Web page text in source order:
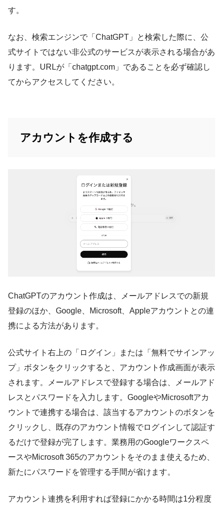
す。
なお、検索エンジンで「ChatGPT」と検索した際に、公
式サイトではない非公式のサービスが表示される場合があ
ります。URLが「chatgpt.com」であることを必ず確認し
てからアクセスしてください。
アカウントを作成する
ChatGPTのアカウント作成は、メールアドレスでの新規
登録のほか、Google、Microsoft、Appleアカウントとの連
携による方法があります。
公式サイト右上の「ログイン」または「無料でサインアッ
プ」ボタンをクリックすると、アカウント作成画面が表示
されます。メールアドレスで登録する場合は、メールアド
レスとパスワードを入力します。GoogleやMicrosoftアカ
ウントで連携する場合は、該当するアカウントのボタンを
クリックし、既存のアカウント情報でログインして認証す
るだけで登録が完了します。業務用のGoogleワークスペ
ースやMicrosoft 365のアカウントをそのまま使えるため、
新たにパスワードを管理する手間が省けます。
アカウント連携を利用すれば登録にかかる時間は1分程度